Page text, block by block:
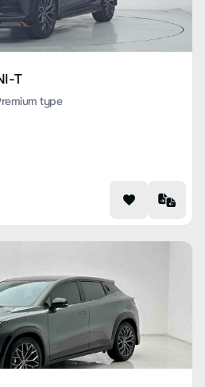
T
type